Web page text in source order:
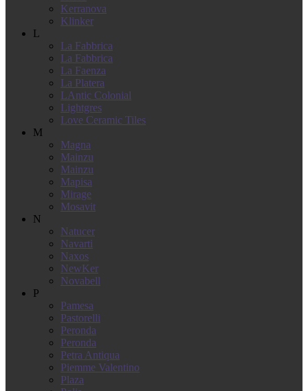
Kerranova
Klinker
L
La Fabbrica
La Fabbrica
La Faenza
La Platera
LAntic Colonial
Lightgres
Love Ceramic Tiles
M
Magna
Mainzu
Mainzu
Mapisa
Mirage
Mosavit
N
Natucer
Navarti
Naxos
NewKer
Novabell
P
Pamesa
Pastorelli
Peronda
Peronda
Petra Antiqua
Piemme Valentino
Plaza